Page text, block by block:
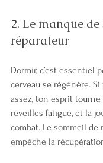
2. Le manque
réparateur
Dormir, c’est essentiel
cerveau se régénère.
assez, ton esprit tourne
réveilles fatigué, et la
combat. Le sommeil de
empêche la